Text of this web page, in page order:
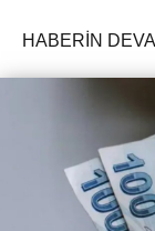
HABERİN